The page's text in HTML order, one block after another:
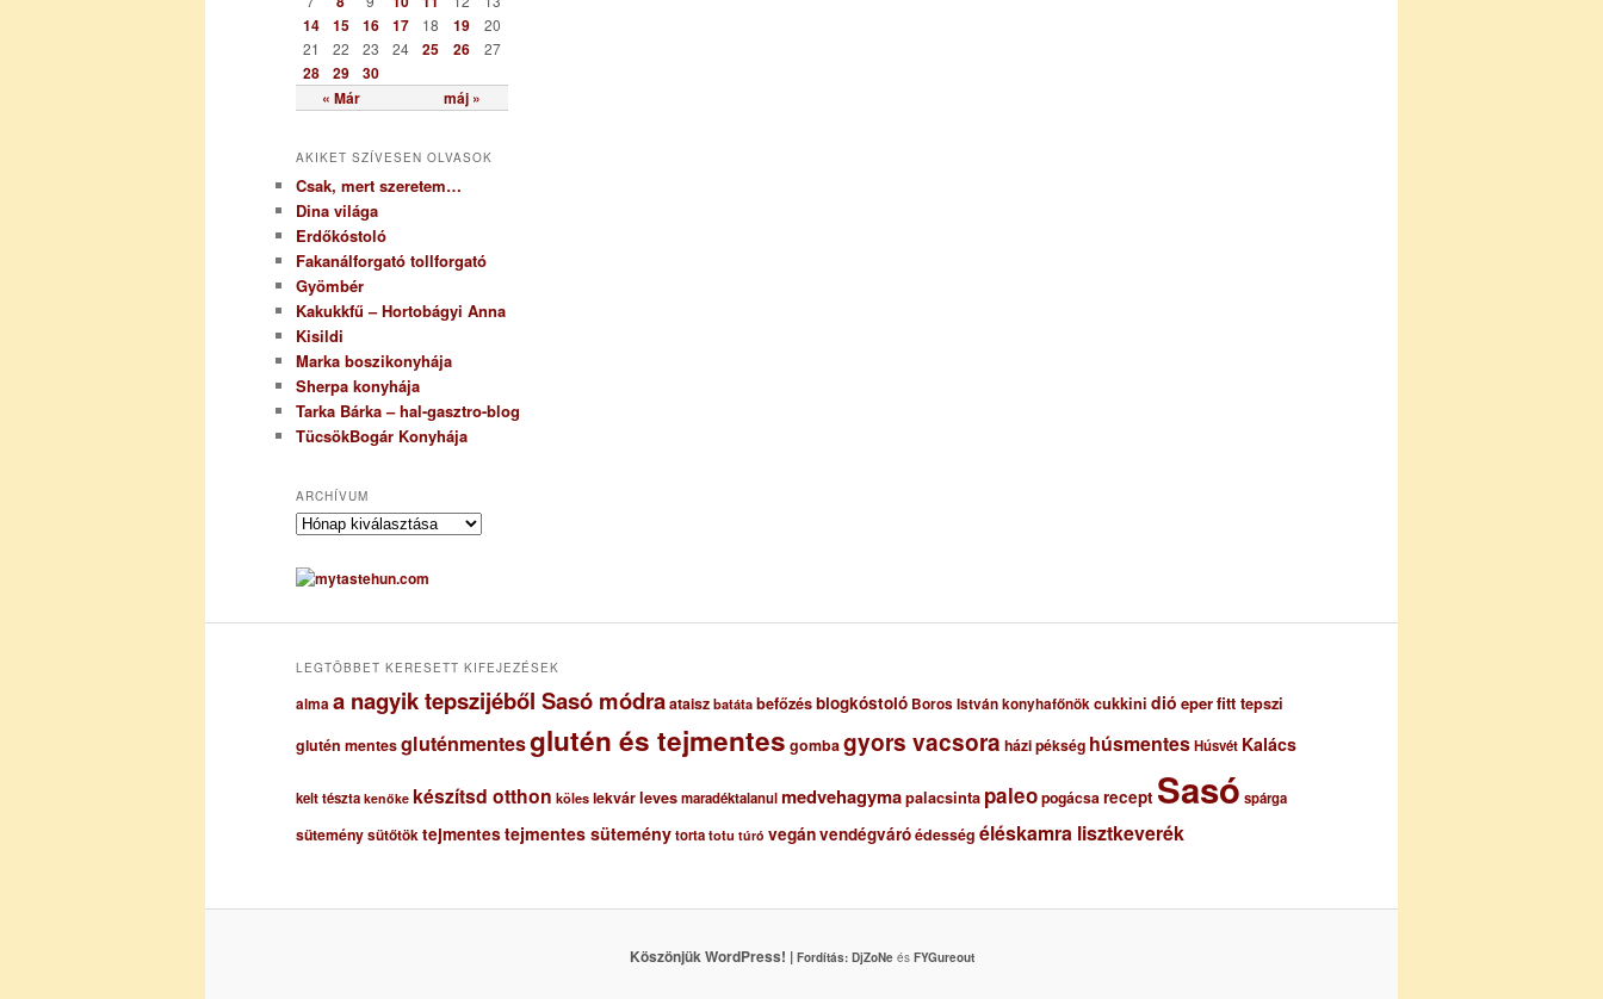
« Már máj »
14 15 16 17 18 19
20
21
22 23 24 25 26 27
28 29 30
AKIKET SZÍVESEN OLVASOK
Csak, mert szeretem…
Dina világa
Erdőkóstoló
Fakanálforgató tollforgató
Gyömbér
Kakukkfű – Hortobágyi Anna
Kisildi
Marka boszikonyhája
Sherpa konyhája
Tarka Bárka – hal-gasztro-blog
TücsökBogár Konyhája
ARCHÍVUM
A
c
h
uLEGTÖBBET KERESETT KIFEJEZÉSEK
almaa nagyik tepszijéből Sasó módraataisz batáta befőzésblogkóstoló Boros István konyhafőnökcukkini dió eperfitt tepszi
glutén mentesgluténmentesglutén és tejmentes gombagyors vacsora házi pékség húsmentesHúsvét Kalács
kelt tészta kenőke készítsd otthon köles lekvárlevesmaradéktalanulmedvehagymapalacsinta paleopogácsarecept Sasó spárga
süteménysütőtöktejmentestejmentes süteménytorta totu túró vegánvendégváróédesség éléskamra lisztkeverék
Köszönjük WordPress! | Fordítás: DjZoNeés FYGureout